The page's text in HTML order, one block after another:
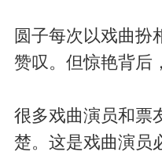
圆子每次以戏曲扮
赞叹。但惊艳背后
很多戏曲演员和票
楚。这是戏曲演员